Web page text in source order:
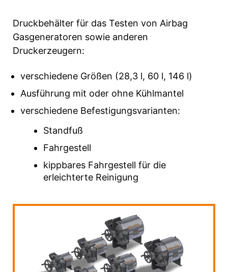
Druckbehälter für das Testen von Airbag
Gasgeneratoren sowie anderen
Druckerzeugern:
verschiedene Größen (28,3 l, 60 l, 146 l)
Ausführung mit oder ohne Kühlmantel
verschiedene Befestigungsvarianten:
Standfuß
Fahrgestell
kippbares Fahrgestell für die
erleichterte Reinigung